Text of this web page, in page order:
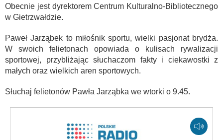
Obecnie jest dyrektorem Centrum Kulturalno-Bibliotecznego
w Gietrzwałdzie.
Paweł Jarząbek to miłośnik sportu, wielki pasjonat brydża.
W swoich felietonach opowiada o kulisach rywalizacji
sportowej, przybliżając słuchaczom fakty i ciekawostki z
małych oraz wielkich aren sportowych.
Słuchaj felietonów Pawła Jarząbka we wtorki o 9.45.